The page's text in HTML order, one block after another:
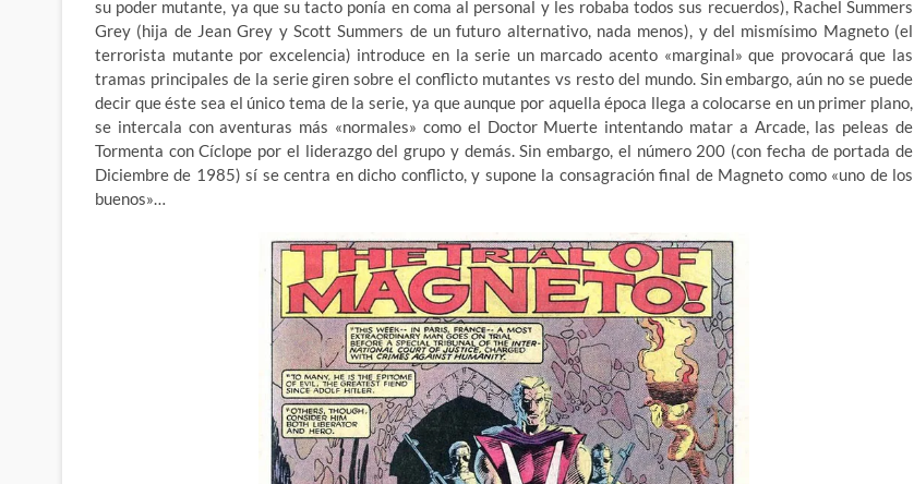
su poder mutante, ya que su tacto ponía en coma al personal y les robaba todos sus recuerdos), Rachel Summers
Grey (hija de Jean Grey y Scott Summers de un futuro alternativo, nada menos), y del mismísimo Magneto (el
terrorista mutante por excelencia) introduce en la serie un marcado acento «marginal» que provocará que las
tramas principales de la serie giren sobre el conflicto mutantes vs resto del mundo. Sin embargo, aún no se puede
decir que éste sea el único tema de la serie, ya que aunque por aquella época llega a colocarse en un primer plano,
se intercala con aventuras más «normales» como el Doctor Muerte intentando matar a Arcade, las peleas de
Tormenta con Cíclope por el liderazgo del grupo y demás. Sin embargo, el número 200 (con fecha de portada de
Diciembre de 1985) sí se centra en dicho conflicto, y supone la consagración final de Magneto como «uno de los
buenos»…